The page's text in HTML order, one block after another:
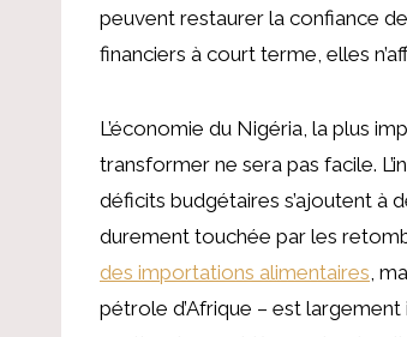
peuvent restaurer la confiance
financiers à court terme, elles
L’économie du Nigéria, la plus
transformer ne sera pas facile.
déficits budgétaires s’ajoutent à
durement touchée par les
des importations alimentaires ,
pétrole d’Afrique – est